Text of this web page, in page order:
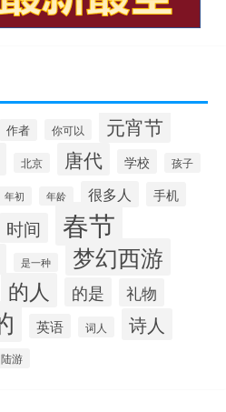
作者 你可以 元宵节
北京 唐代 学校 孩子
年初 年龄 很多人 手机
时间 春节
是一种 梦幻西游
的人 的是
礼物
英语 词人 诗人
陆游